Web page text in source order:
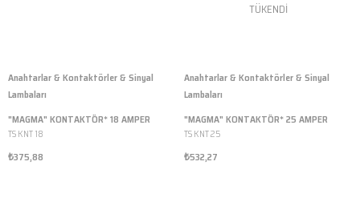
Anahtarlar & Kontaktörler & Sinyal
Lambaları
"MAGMA" KONTAKTÖR* 18 AMPER
TS KNT 18
₺375,88
TÜKENDI
Anahtarlar & Kontaktörler & Sinyal
Lambaları
"MAGMA" KONTAKTÖR* 25 AMPER
TS KNT 25
₺532,27